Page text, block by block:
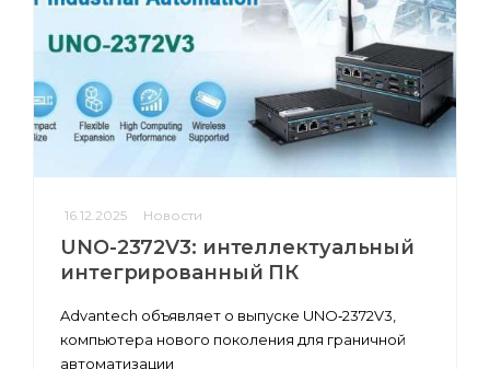
16.12.2025 Новости
UNO-2372V3: интеллектуальный
интегрированный ПК
Advantech объявляет о выпуске UNO‑2372V3,
компьютера нового поколения для граничной
автоматизации